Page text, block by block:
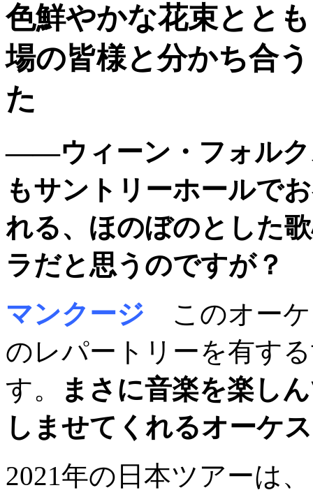
色鮮やかな花束とと
場の皆様と分かち合
た
――ウィーン・フォルク
もサントリーホールで
れる、ほのぼのとした
ラだと思うのですが？
マンクージ このオーケ
のレパートリーを有す
す。
まさに音楽を楽し
しませてくれるオーケ
2021年の日本ツアーは